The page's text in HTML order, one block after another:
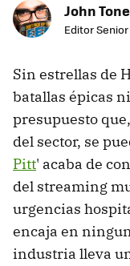
John
Editor
Sin estrellas de
batallas épicas
presupuesto
del sector, se
Pitt' acaba de
del streaming
urgencias
encaja en
industria lleva